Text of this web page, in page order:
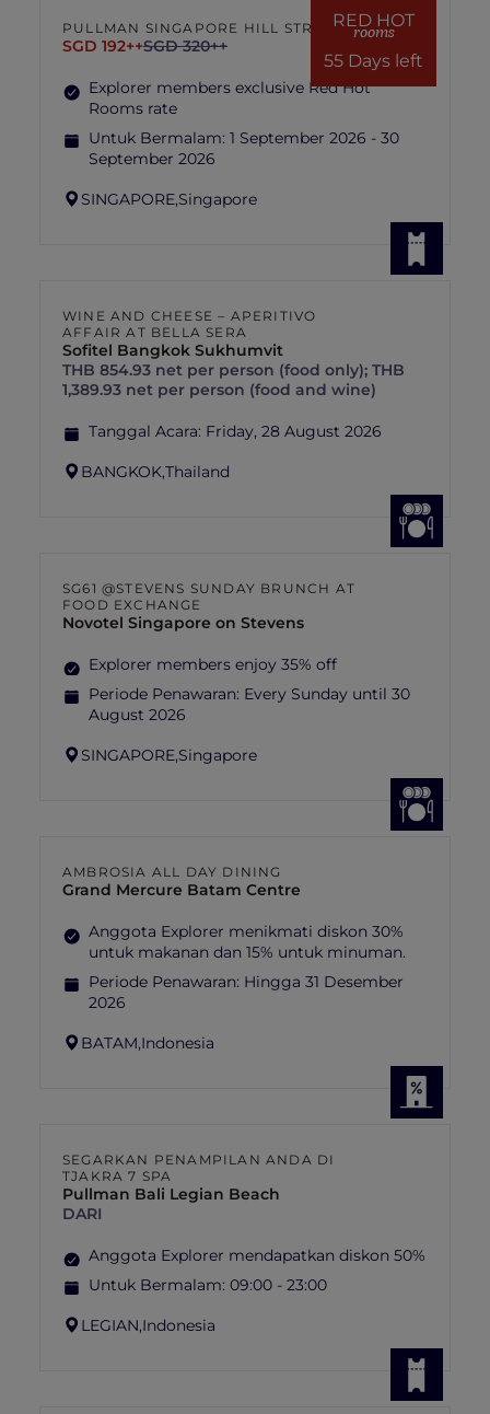
RED HOT
rooms
55 Days left
PULLMAN SINGAPORE HILL STREET
SGD 192++SGD 320++
Explorer members exclusive Red Hot
Rooms rate
Untuk Bermalam: 1 September 2026 - 30
September 2026
SINGAPORE,Singapore
WINE AND CHEESE – APERITIVO
AFFAIR AT BELLA SERA
Sofitel Bangkok Sukhumvit
THB 854.93 net per person (food only); THB
1,389.93 net per person (food and wine)
Tanggal Acara: Friday, 28 August 2026
BANGKOK,Thailand
SG61 @STEVENS SUNDAY BRUNCH AT
FOOD EXCHANGE
Novotel Singapore on Stevens
Explorer members enjoy 35% off
Periode Penawaran: Every Sunday until 30
August 2026
SINGAPORE,Singapore
AMBROSIA ALL DAY DINING
Grand Mercure Batam Centre
Anggota Explorer menikmati diskon 30%
untuk makanan dan 15% untuk minuman.
Periode Penawaran: Hingga 31 Desember
2026
BATAM,Indonesia
SEGARKAN PENAMPILAN ANDA DI
TJAKRA 7 SPA
Pullman Bali Legian Beach
DARI
Anggota Explorer mendapatkan diskon 50%
Untuk Bermalam: 09:00 - 23:00
LEGIAN,Indonesia